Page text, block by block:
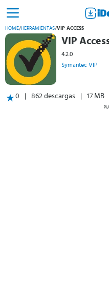
HOME/HERRAMIENTAS/VIP ACCESS
VIP
4.2.0
Symantec VIP
0 862 descargas 17 MB